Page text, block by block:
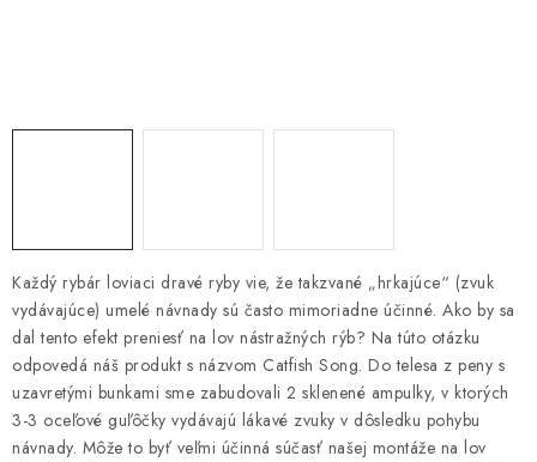
PRÍVLAČ
PRÚTY
KONTAKTY
ZNAČKY
Navštívte našu predajňu vo Dvoroch nad Žitavou »
Každý rybár loviaci dravé ryby vie, že takzvané „hrkajúce“ (zvuk
vydávajúce) umelé návnady sú často mimoriadne účinné. Ako by sa
dal tento efekt preniesť na lov nástražných rýb? Na túto otázku
odpovedá náš produkt s názvom Catfish Song. Do telesa z peny s
uzavretými bunkami sme zabudovali 2 sklenené ampulky, v ktorých
3-3 oceľové guľôčky vydávajú lákavé zvuky v dôsledku pohybu
návnady. Môže to byť veľmi účinná súčasť našej montáže na lov